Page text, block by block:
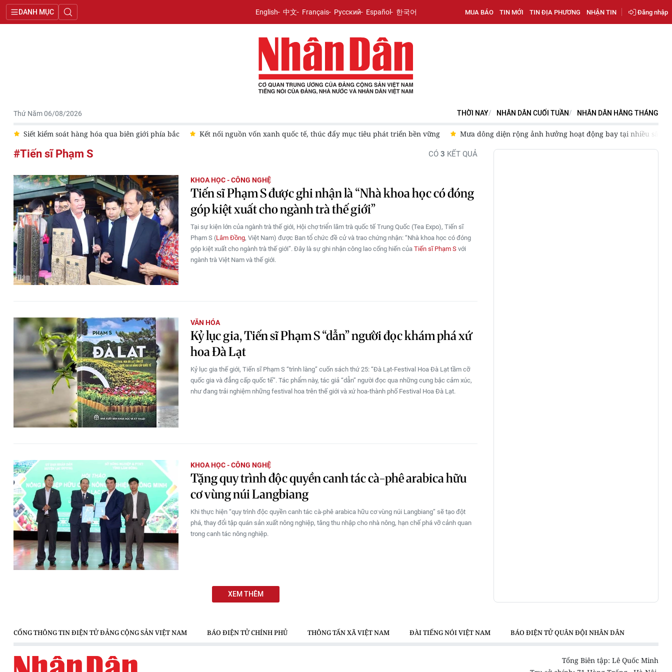
DANH MỤC English 中文 Français Русский Español 한국어 MUA BÁO TIN MỚI TIN ĐỊA PHƯƠNG NHẬN TIN Đăng nhập
Thứ Năm 06/08/2026 THỜI NAY NHÂN DÂN CUỐI TUẦN NHÂN DÂN HẰNG THÁNG
Siết kiểm soát hàng hóa qua biên giới phía bắc Kết nối nguồn vốn xanh quốc tế, thúc đẩy mục tiêu phát triển bền vững Mưa dông diện rộng ảnh hưởng hoạt động bay tại nhiều sân
#Tiến sĩ Phạm S CÓ 3 KẾT QUẢ
KHOA HỌC - CÔNG NGHỆ
Tiến sĩ Phạm S được ghi nhận là “Nhà khoa học có đóng
góp kiệt xuất cho ngành trà thế giới”
Tại sự kiện lớn của ngành trà thế giới, Hội chợ triển lãm trà quốc tế Trung Quốc (Tea Expo), Tiến sĩ
Phạm S (Lâm Đồng, Việt Nam) được Ban tổ chức đề cử và trao chứng nhận: “Nhà khoa học có đóng
góp kiệt xuất cho ngành trà thế giới”. Đây là sự ghi nhận công lao cống hiến của Tiến sĩ Phạm S với
ngành trà Việt Nam và thế giới.
VĂN HÓA
Kỷ lục gia, Tiến sĩ Phạm S “dẫn” người đọc khám phá xứ
hoa Đà Lạt
Kỷ lục gia thế giới, Tiến sĩ Phạm S “trình làng” cuốn sách thứ 25: “Đà Lạt-Festival Hoa Đà Lạt tầm cỡ
quốc gia và đẳng cấp quốc tế”. Tác phẩm này, tác giả “dẫn” người đọc qua những cung bậc cảm xúc,
như đang trải nghiệm những festival hoa trên thế giới và xứ hoa-thành phố Festival Hoa Đà Lạt.
KHOA HỌC - CÔNG NGHỆ
Tặng quy trình độc quyền canh tác cà-phê arabica hữu
cơ vùng núi Langbiang
Khi thực hiện “quy trình độc quyền canh tác cà-phê arabica hữu cơ vùng núi Langbiang” sẽ tạo đột
phá, thay đổi tập quán sản xuất nông nghiệp, tăng thu nhập cho nhà nông, hạn chế phá vỡ cảnh quan
trong canh tác nông nghiệp.
XEM THÊM
CỔNG THÔNG TIN ĐIỆN TỬ ĐẢNG CỘNG SẢN VIỆT NAM BÁO ĐIỆN TỬ CHÍNH PHỦ THÔNG TẤN XÃ VIỆT NAM ĐÀI TIẾNG NÓI VIỆT NAM BÁO ĐIỆN TỬ QUÂN ĐỘI NHÂN DÂN
Tổng Biên tập: Lê Quốc Minh